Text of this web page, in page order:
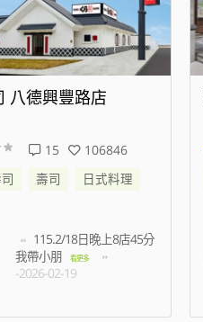
松江南京店
94
472316
壽司 日式料理
等了半小時以上都還沒
有預約未到候補的名額
多